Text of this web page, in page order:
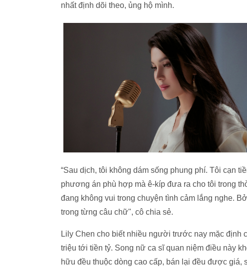
nhất định dõi theo, ủng hộ mình.
“Sau dịch, tôi không dám sống phung phí. Tôi cạn
phương án phù hợp mà ê-kíp đưa ra cho tôi trong
đang không vui trong chuyện tình cảm lắng nghe.
trong từng câu chữ", cô chia sẻ.
Lily Chen cho biết nhiều người trước nay mặc định
triệu tới tiền tỷ. Song nữ ca sĩ quan niệm điều này
hữu đều thuộc dòng cao cấp, bán lại đều được giá,